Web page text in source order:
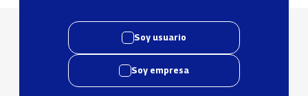
Soy usuario
Soy empresa